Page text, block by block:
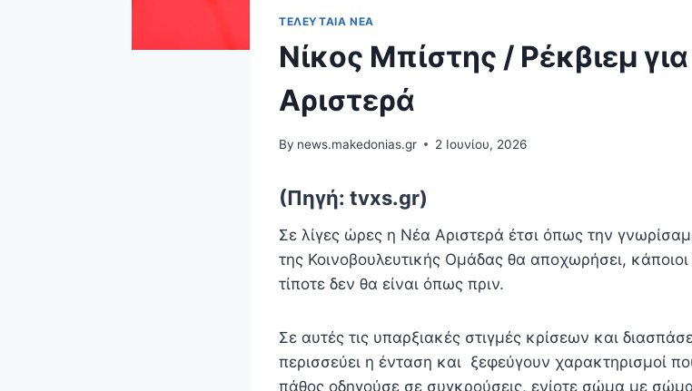
ΤΕΛΕΥΤΑΊΑ ΝΈΑ
Νίκος Μπίστης / Ρέκβιεμ
Αριστερά
By news.makedonias.gr 2 Ιουνίου, 2026
(Πηγή: tvxs.gr)
Σε λίγες ώρες η Νέα Αριστερά έτσι όπως την
της Κοινοβουλευτικής Ομάδας θα αποχωρήσει,
τίποτε δεν θα είναι όπως πριν.
Σε αυτές τις υπαρξιακές στιγμές κρίσεων και
περισσεύει η ένταση και ξεφεύγουν χαρακτηρισμοί
πάθος οδηγούσε σε συγκρούσεις, ενίοτε σώμα με